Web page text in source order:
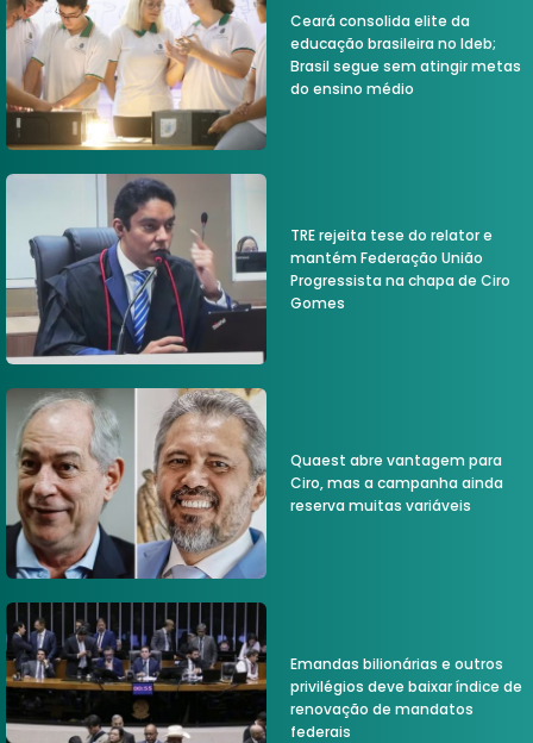
Ceará consolida elite da
educação brasileira no Ideb;
Brasil segue sem atingir metas
do ensino médio
TRE rejeita tese do relator e
mantém Federação União
Progressista na chapa de Ciro
Gomes
Quaest abre vantagem para
Ciro, mas a campanha ainda
reserva muitas variáveis
Emandas bilionárias e outros
privilégios deve baixar índice de
renovação de mandatos
federais